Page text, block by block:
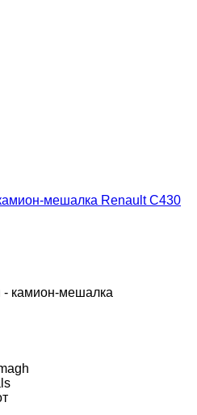
мешалка Renault C430
- камион-мешалка